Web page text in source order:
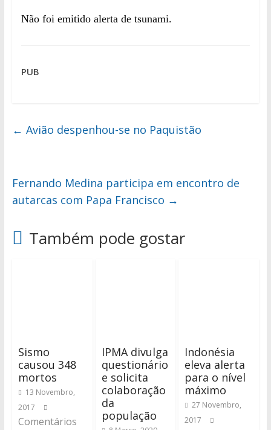
Não foi emitido alerta de tsunami.
PUB
← Avião despenhou-se no Paquistão
Fernando Medina participa em encontro de
autarcas com Papa Francisco →
Também pode gostar
Sismo
causou 348
mortos
13 Novembro,
2017
Comentários
IPMA divulga
questionário
e solicita
colaboração
da
população
Indonésia
eleva alerta
para o nível
máximo
27 Novembro,
2017